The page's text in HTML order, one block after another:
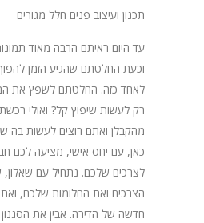
תכנון ועיצוב פנים חלל מגורים
עד היום ראיתם הרבה מאוד
וכעת החלטתם שהגיע הזמן
לאחד כזה. החלטתם לשפץ את
רק לעשות שיפוץ קל? ואולי
מהקבלן ואתם רוצים לעשות בה
כאן, עם יחס אישי, מציעה לכם
לצרכים שלכם. נתחיל עם שאלון,
הצרכים ואת החלומות שלכם,
חדשה של הדירה. אבין את